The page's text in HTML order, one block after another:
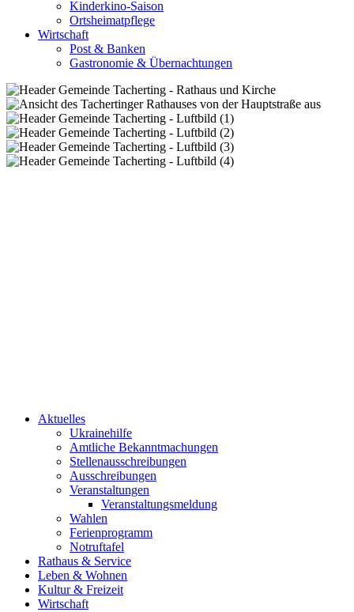
Kinderkino-Saison
Ortsheimatpflege
Wirtschaft
Post & Banken
Gastronomie & Übernachtungen
Aktuelles
Ukrainehilfe
Amtliche Bekanntmachungen
Stellenausschreibungen
Ausschreibungen
Veranstaltungen
Veranstaltungsmeldung
Wahlen
Ferienprogramm
Notruftafel
Rathaus & Service
Leben & Wohnen
Kultur & Freizeit
Wirtschaft